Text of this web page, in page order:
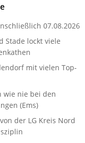
07.08.2026
Stade lockt viele
mit vielen Top-
wie nie bei den
(Ems)
der LG Kreis Nord